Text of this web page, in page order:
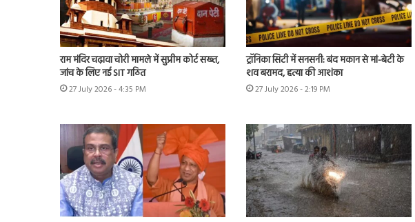
राम मंदिर चढ़ावा चोरी मामले में सुप्रीम कोर्ट सख्त,
जांच के लिए नई SIT गठित
27 July 2026 - 4:35 PM
ट्रॉनिका सिटी में सनसनी: बंद मकान से मां-बेटी के
शव बरामद, हत्या की आशंका
27 July 2026 - 2:19 PM